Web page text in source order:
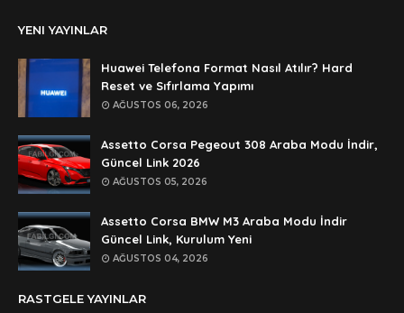
şifre ?
Anonymous
şifre ögrenebilirmiyim
Anonymous
🥰🥰🥰
Anonymous
dedezıplatan31 beğend👌
Anonymous
rar dosyasının şifresi nedir
YENI YAYINLAR
Huawei Telefona Format Nasıl Atılır? Hard
Reset ve Sıfırlama Yapımı
AĞUSTOS 06, 2026
Assetto Corsa Pegeout 308 Araba Modu İndir,
Güncel Link 2026
AĞUSTOS 05, 2026
Assetto Corsa BMW M3 Araba Modu İndir
Güncel Link, Kurulum Yeni
AĞUSTOS 04, 2026
RASTGELE YAYINLAR